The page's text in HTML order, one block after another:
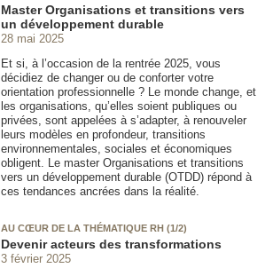
Master Organisations et transitions vers
un développement durable
28 mai 2025
Et si, à l’occasion de la rentrée 2025, vous
décidiez de changer ou de conforter votre
orientation professionnelle ? Le monde change, et
les organisations, qu’elles soient publiques ou
privées, sont appelées à s’adapter, à renouveler
leurs modèles en profondeur, transitions
environnementales, sociales et économiques
obligent. Le master Organisations et transitions
vers un développement durable (OTDD) répond à
ces tendances ancrées dans la réalité.
AU CŒUR DE LA THÉMATIQUE RH (1/2)
Devenir acteurs des transformations
3 février 2025